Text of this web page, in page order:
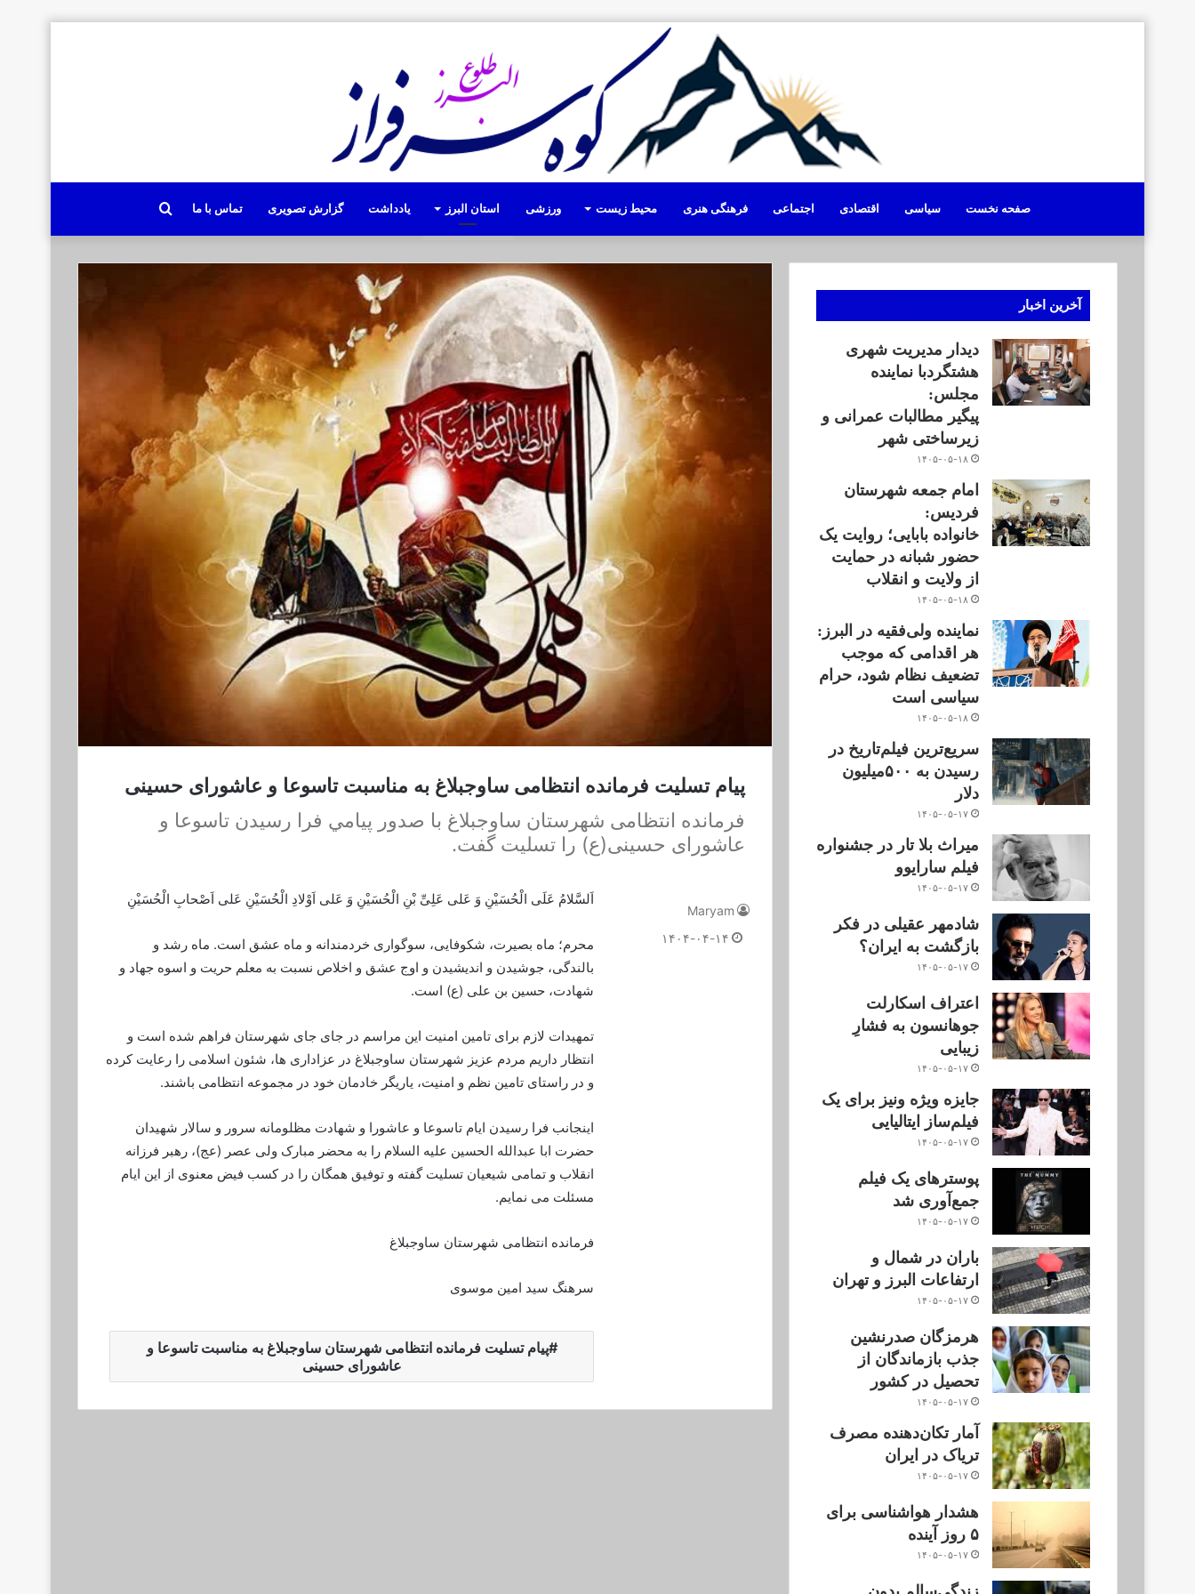
صفحه نخست سیاسی اقتصادی اجتماعی فرهنگی هنری محیط زیست ورزشی استان البرز یادداشت گزارش تصویری تماس با ما جستجو
برای
پیام تسلیت فرمانده انتظامی ساوجبلاغ به مناسبت تاسوعا و عاشورای حسینی
فرمانده انتظامی شهرستان ساوجبلاغ با صدور پيامي فرا رسيدن تاسوعا و
عاشورای حسینی(ع) را تسليت گفت.
اَلسَّلامُ عَلَى الْحُسَیْنِ وَ عَلى عَلِىِّ بْنِ الْحُسَیْنِ وَ عَلى اَوْلادِ الْحُسَیْنِ عَلى اَصْحابِ الْحُسَیْنِ
محرم؛ ماه بصیرت، شکوفایی، سوگواری خردمندانه و ماه عشق است. ماه رشد و
بالندگی، جوشیدن و اندیشیدن و اوج عشق و اخلاص نسبت به معلم حریت و اسوه جهاد و
شهادت، حسین بن علی (ع) است.
تمهیدات لازم برای تامین امنیت این مراسم در جای جای شهرستان فراهم شده است و
انتظار داریم مردم عزیز شهرستان ساوجبلاغ در عزاداری ها، شئون اسلامی را رعایت کرده
و در راستای تامین نظم و امنیت، یاریگر خادمان خود در مجموعه انتظامی باشند.
اینجانب فرا رسیدن ایام تاسوعا و عاشورا و شهادت مظلومانه سرور و سالار شهیدان
حضرت ابا عبدالله الحسین علیه السلام را به محضر مبارک ولی عصر (عج)، رهبر فرزانه
انقلاب و تمامی شیعیان تسلیت گفته و توفیق همگان را در کسب فیض معنوی از این ایام
مسئلت می نمایم.
فرمانده انتظامی شهرستان ساوجبلاغ
سرهنگ سید امین موسوی
پيام تسليت فرمانده انتظامی شهرستان ساوجبلاغ به مناسبت تاسوعا و
عاشورای حسینی
Maryam
۱۴۰۴-۰۴-۱۴
آخرین اخبار
دیدار مدیریت شهری
هشتگردبا نماینده
مجلس:
پیگیر مطالبات عمرانی و
زیرساختی شهر
۱۴۰۵-۰۵-۱۸
امام جمعه شهرستان
فردیس:
خانواده بابایی؛ روایت یک
حضور شبانه در حمایت
از ولایت و انقلاب
۱۴۰۵-۰۵-۱۸
نماینده ولی‌فقیه در البرز:
هر اقدامی که موجب
تضعیف نظام شود، حرام
سیاسی است
۱۴۰۵-۰۵-۱۸
سریع‌ترین فیلم‌تاریخ در
رسیدن به ۵۰۰میلیون
دلار
۱۴۰۵-۰۵-۱۷
میراث بلا تار در جشنواره
فیلم سارایوو
۱۴۰۵-۰۵-۱۷
شادمهر عقیلی در فکر
بازگشت به ایران؟
۱۴۰۵-۰۵-۱۷
اعتراف اسکارلت
جوهانسون به فشارِ
زیبایی
۱۴۰۵-۰۵-۱۷
جایزه ویژه ونیز برای یک
فیلم‌ساز ایتالیایی
۱۴۰۵-۰۵-۱۷
پوسترهای یک فیلم
جمع‌آوری شد
۱۴۰۵-۰۵-۱۷
باران در شمال و
ارتفاعات البرز و تهران
۱۴۰۵-۰۵-۱۷
هرمزگان صدرنشین
جذب بازماندگان از
تحصیل در کشور
۱۴۰۵-۰۵-۱۷
آمار تکان‌دهنده مصرف
تریاک در ایران
۱۴۰۵-۰۵-۱۷
هشدار هواشناسی برای
۵ روز آینده
۱۴۰۵-۰۵-۱۷